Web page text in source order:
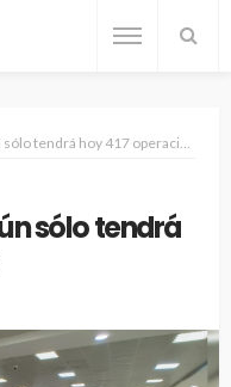
tendrá hoy 417 operaciones
sólo tendrá